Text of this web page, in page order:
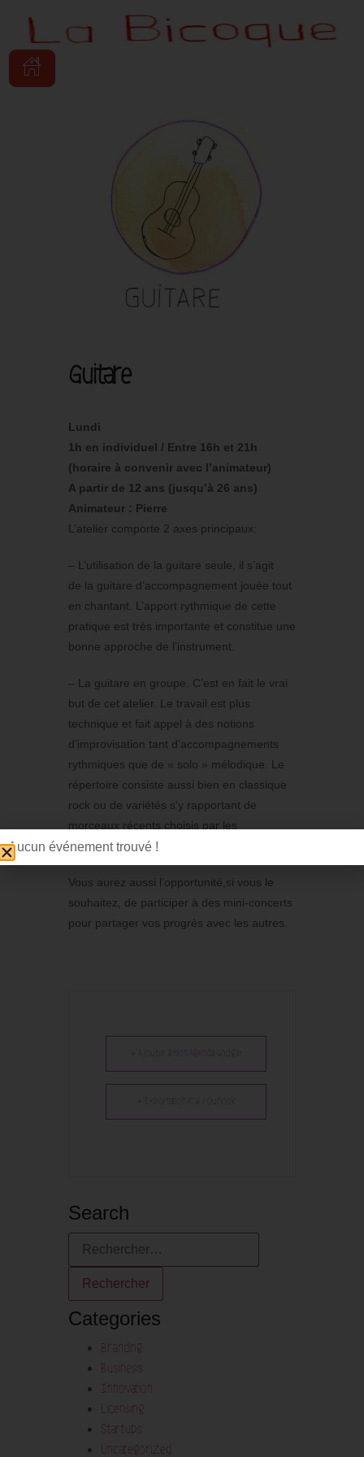
Guitare
Lundi
1h en individuel / Entre 16h et 21h
(horaire à convenir avec l’animateur)
A partir de 12 ans (jusqu’à 26 ans)
Animateur : Pierre
L’atelier comporte 2 axes principaux:
– L’utilisation de la guitare seule, il s’agit
de la guitare d’accompagnement jouée tout
en chantant. L’apport rythmique de cette
pratique est très importante et constitue une
bonne approche de l’instrument.
– La guitare en groupe. C’est en fait le vrai
but de cet atelier. Le travail est plus
technique et fait appel à des notions
d’improvisation tant d’accompagnements
rythmiques que de « solo » mélodique. Le
répertoire consiste aussi bien en classique
rock ou de variétés s’y rapportant de
morceaux récents choisis par les
participants de l’atelier.
Vous aurez aussi l’opportunité,si vous le
souhaitez, de participer à des mini-concerts
pour partager vos progrès avec les autres.
+ Ajouter à mon Agenda Google
Search
Categories
Branding
Business
Innovation
Licensing
Startups
Uncategorized
Aucun événement trouvé !